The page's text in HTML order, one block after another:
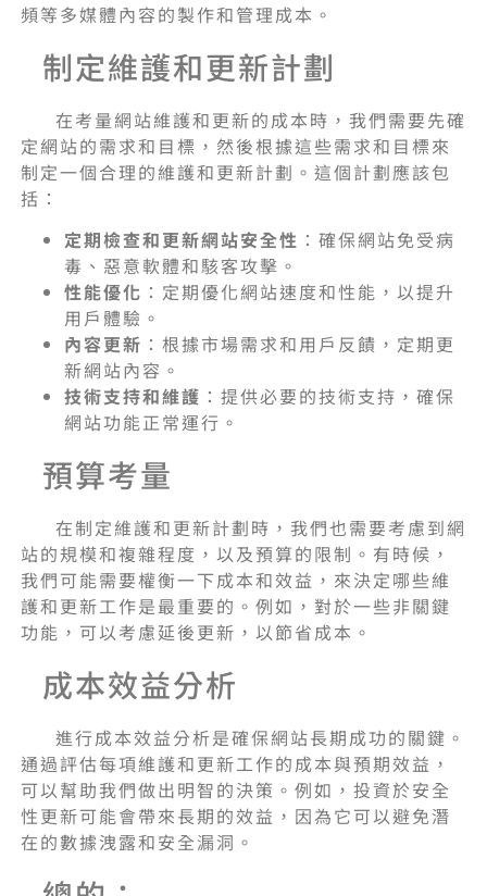
頻等多媒體內容的製作和管理成本。
制定維護和更新計劃
在考量網站維護和更新的成本時，我們需要先確
定網站的需求和目標，然後根據這些需求和目標來
制定一個合理的維護和更新計劃。這個計劃應該包
括：
定期檢查和更新網站安全性 ：確保網站免受病
毒、惡意軟體和駭客攻擊。
性能優化 ：定期優化網站速度和性能，以提升
用戶體驗。
內容更新 ：根據市場需求和用戶反饋，定期更
新網站內容。
技術支持和維護 ：提供必要的技術支持，確保
網站功能正常運行。
預算考量
在制定維護和更新計劃時，我們也需要考慮到網
站的規模和複雜程度，以及預算的限制。有時候，
我們可能需要權衡一下成本和效益，來決定哪些維
護和更新工作是最重要的。例如，對於一些非關鍵
功能，可以考慮延後更新，以節省成本。
成本效益分析
進行成本效益分析是確保網站長期成功的關鍵。
通過評估每項維護和更新工作的成本與預期效益，
可以幫助我們做出明智的決策。例如，投資於安全
性更新可能會帶來長期的效益，因為它可以避免潛
在的數據洩露和安全漏洞。